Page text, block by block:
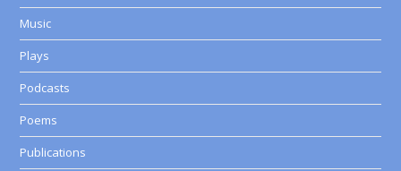
Music
Plays
Podcasts
Poems
Publications